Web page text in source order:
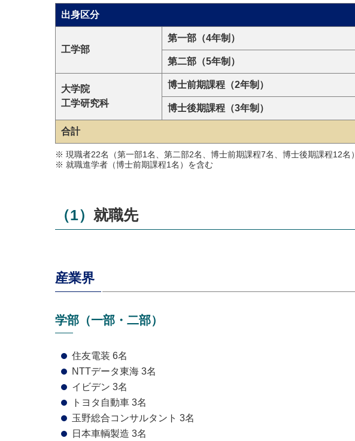
出身区分
合計
工学部
第一部（4年制）
第二部（5年制）
大学院
工学研究科
博士前期課程（2年制）
博士後期課程（3年制）
※ 現職者22名（第一部1名、第二部2名、博士前期課程7名、博士後期課程12名
※ 就職進学者（博士前期課程1名）を含む
（1）就職先
産業界
学部（一部・二部）
住友電装 6名
NTTデータ東海 3名
イビデン 3名
トヨタ自動車 3名
玉野総合コンサルタント 3名
日本車輌製造 3名